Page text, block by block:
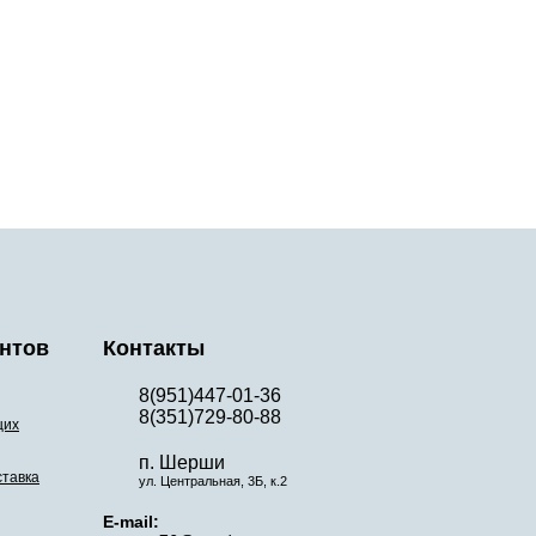
Контакты
8(951)447-01-36
8(351)729-80-88
п. Шерши
ул. Центральная, 3Б, к.2
E-mail: